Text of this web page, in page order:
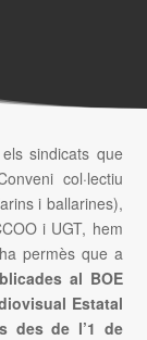
sindicats que
col·lectiu
i ballarines),
i UGT, hem
permès que a
al BOE
Estatal
des de l’1 de